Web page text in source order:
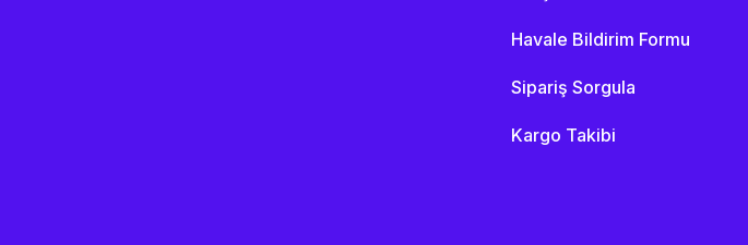
Havale Bildirim Formu
Sipariş Sorgula
Kargo Takibi